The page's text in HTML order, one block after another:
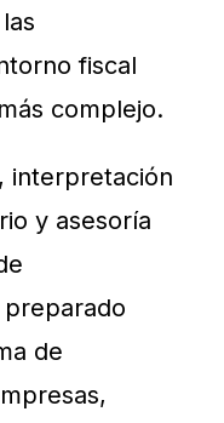
fiscal
complejo.
interpretación
y asesoría
de